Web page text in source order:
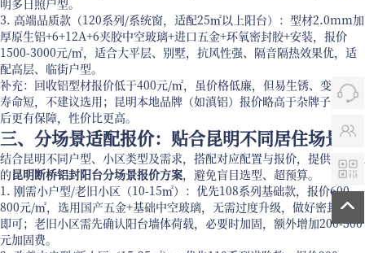
明多日照户型。
3. 高端品质款（120系列/系统窗，适配25㎡以上阳台）：型材2.0mm加
厚原生铝+6+12A+6夹胶中空玻璃+进口五金+环氧密封胶+安装，报价
1500-3000元/㎡，适合大平层、别墅，抗风性强、隔音隔热效果优，适
配高层、临街户型。
补充：回收铝型材报价低于400元/㎡，虽价格低廉，但易生锈、变形，
寿命短，不建议选用；昆明本地品牌（如滇铝）报价略高于杂牌子，但售
后更有保障，性价比更高。
三、分场景适配报价：贴合昆明不同居住场景
结合昆明不同户型、小区类型及需求，搭配对应配置与报价，提供可落地
的昆明断桥铝封阳台分场景报价方案，避免盲目选型、超预算。
1. 刚需小户型/老旧小区（10-15㎡）：优先108系列基础款，报价600-
800元/㎡，选用国产五金+基础中空玻璃，无需过度升级，做好密封防水
即可；老旧小区需先确认阳台墙体荷载，必要时加固，额外增加200-500
元加固费。